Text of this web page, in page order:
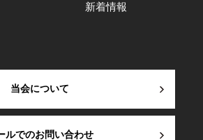
新着情報
当会について
ルでのお問い合わせ